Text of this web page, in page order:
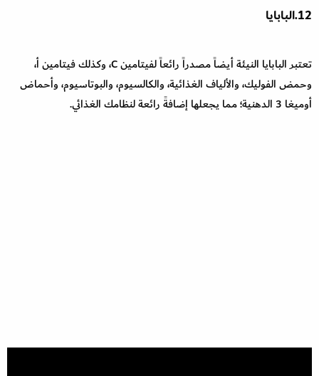
12.البابايا
تعتبر البابايا النيئة أيضاً مصدراً رائعاً لفيتامين C، وكذلك فيتامين أ،
وحمض الفوليك، والألياف الغذائية، والكالسيوم، والبوتاسيوم، وأحماض
أوميغا 3 الدهنية؛ مما يجعلها إضافةً رائعة لنظامك الغذائي.